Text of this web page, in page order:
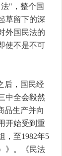
"，整个国
草留下的深
外国民法的
使不是不可
后，国民经
中全会毅然
品生产并向
开始受到重
，至1982年5
》。《民法